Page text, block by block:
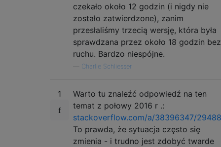
czekało około 12 godzin (i nigdy nie
zostało zatwierdzone), zanim
przesłaliśmy trzecią wersję, która była
sprawdzana przez około 18 godzin bez
ruchu. Bardzo niespójne.
Charlie Schliesser
1
Warto tu znaleźć odpowiedź na ten
temat z połowy 2016 r .:
stackoverflow.com/a/38396347/
To prawda, że ​​sytuacja często się
zmienia - i trudno jest zdobyć twarde